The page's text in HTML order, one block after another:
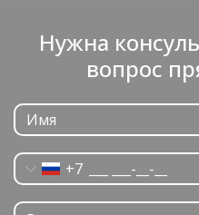
Нужна
вопрос
+7